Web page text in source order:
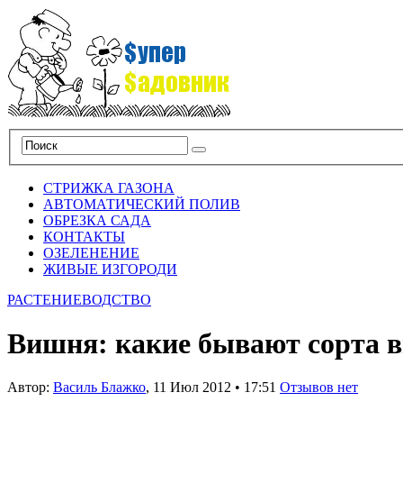
СТРИЖКА ГАЗОНА
АВТОМАТИЧЕСКИЙ ПОЛИВ
ОБРЕЗКА САДА
КОНТАКТЫ
ОЗЕЛЕНЕНИЕ
ЖИВЫЕ ИЗГОРОДИ
РАСТЕНИЕВОДСТВО
Вишня: какие бывают сорта
Автор: Василь Блажко, 11 Июл 2012 • 17:51 Отзывов нет